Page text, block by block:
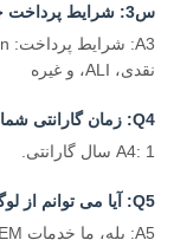
س3: شرایط پرداخت چیست؟
نقدی، ALI، و غیره
Q4: زمان گارانتی شما چیست؟
A4: 1 سال گارانتی.
Q5: آیا می توانم از لوگو، برچسب و بسته خود استفاده کنم؟